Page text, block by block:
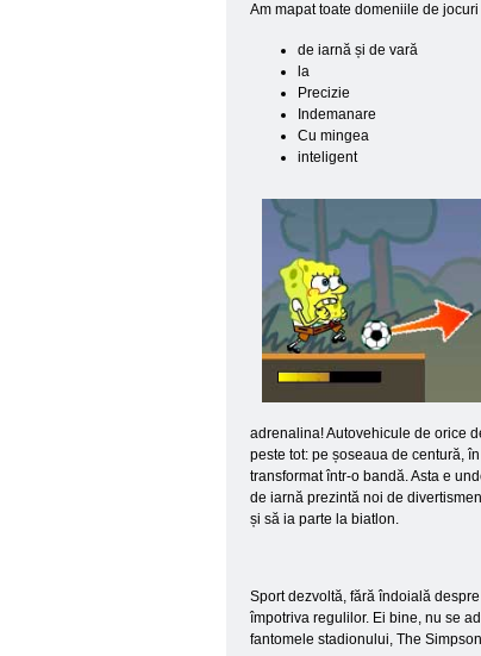
Am mapat toate domeniile de
de iarnă și de vară
la
Precizie
Indemanare
Cu mingea
inteligent
adrenalina! Autovehicule de orice
peste tot: pe șoseaua de centură,
transformat într-o bandă. Asta e
de iarnă prezintă noi de
și să ia parte la biatlon.
Sport dezvoltă, fără îndoială
împotriva regulilor. Ei bine, nu se
fantomele stadionului, The